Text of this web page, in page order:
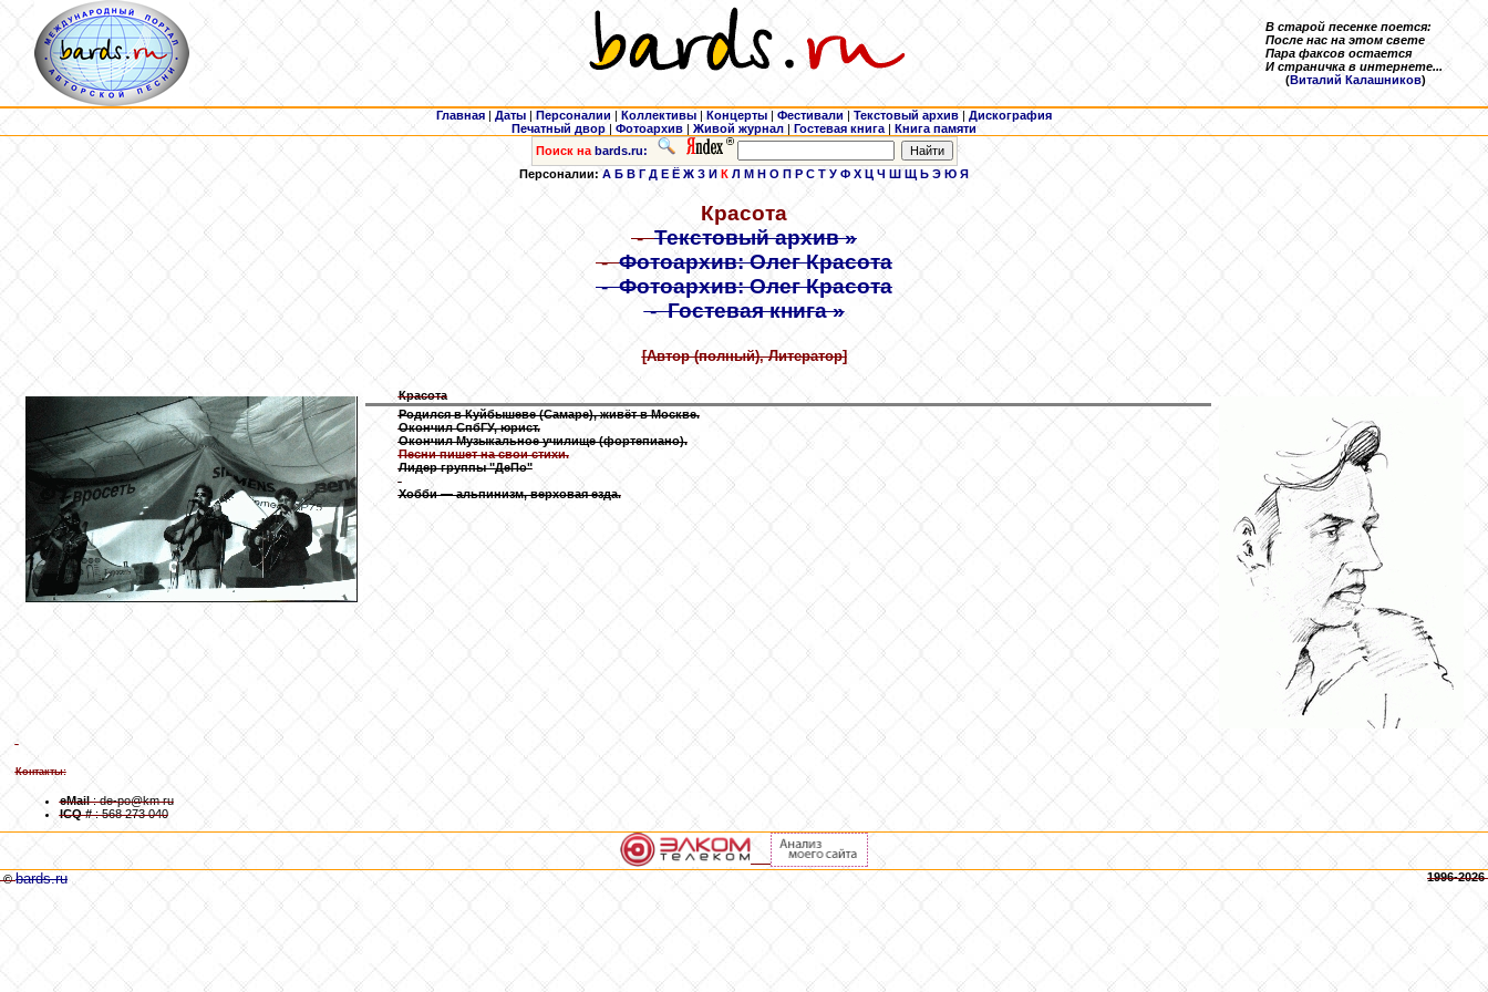
В старой песенке поется:
После нас на этом свете
Пара факсов остается
И страничка в интернете...
(Виталий Калашников)
Главная | Даты | Персоналии | Коллективы | Концерты | Фестивали | Текстовый архив | Дискография
Печатный двор | Фотоархив | Живой журнал | Гостевая книга | Книга памяти
Поиск на bards.ru:
Персоналии:А Б В Г Д Е Ё Ж З И К Л М Н О П Р С Т У Ф Х Ц Ч Ш Щ Ь Э Ю Я
Красота
-Текстовый архив »
-Фотоархив: Олег Красота
-Фотоархив: Олег Красота
-Гостевая книга »
[Автор (полный), Литератор]
Красота
Родился в Куйбышеве (Самаре), живёт в Москве.
Окончил СпбГУ, юрист.
Окончил Музыкальное училище (фортепиано).
Песни пишет на свои стихи.
Лидер группы "ДеПо"
Хобби — альпинизм, верховая езда.
Контакты:
eMail: de-po@km ru
ICQ #: 568 273 040
©bards.ru 1996-2026